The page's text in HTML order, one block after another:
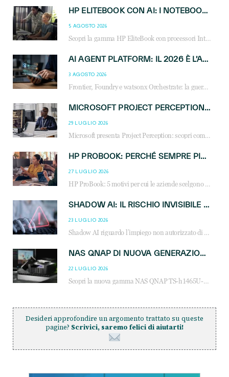
HP ELITEBOOK CON AI: I NOTEBOOK BUSINESS INTELLIGENTI CHE TRASFORMANO PRODUTTIVITÀ, SICUREZZA E LAVORO IBRIDO
5 AGOSTO 2026
Scopri la gamma HP EliteBook con processori Intel® Core™ Ultra e AMD Ryzen™ AI. Notebook business progettati per aumentare la produttività, migliorare la collaborazione e garantire sicurezza avanzata in ufficio e in mobilità.
AI AGENT PLATFORM: IL 2026 È L’ANNO DEL «SISTEMA OPERATIVO» PER GLI AGENTI AZIENDALI
3 AGOSTO 2026
Frontier, Foundry e watsonx Orchestrate: la guerra delle piattaforme AI agent ridisegna il mercato IT. Cosa cambia per reseller, MSP e system integrator.
MICROSOFT PROJECT PERCEPTION: COME GLI AGENTI AI CAMBIERANNO SOC, CYBERSECURITY E SERVIZI MSP
29 LUGLIO 2026
Microsoft presenta Project Perception: scopri come gli agenti AI possono trasformare cybersecurity, SOC e servizi gestiti degli MSP.
HP PROBOOK: PERCHÉ SEMPRE PIÙ AZIENDE SCELGONO NOTEBOOK PROGETTATI PER IL LAVORO MODERNO
27 LUGLIO 2026
HP ProBook: 5 motivi per cui le aziende scelgono i notebook business HP per migliorare produttività, sicurezza e gestione dell’AI.
SHADOW AI: IL RISCHIO INVISIBILE CHE LE AZIENDE POSSONO GOVERNARE
23 LUGLIO 2026
Shadow AI riguardo l’impiego non autorizzato di sistemi AI all’interno dell’azienda. E’ una pratica che si diffonde a partire dai dipendenti fino ai dirigenti e mette a repentaglio la cybersecurity, con costi più elevati per le organizzazioni. Due recenti report illustrano il fenomeno e forniscono dati in merito
NAS QNAP DI NUOVA GENERAZIONE: PIÙ PRESTAZIONI, SCALABILITÀ E PROTEZIONE DEI DATI PER LE INFRASTRUTTURE IT MODERNE
22 LUGLIO 2026
Scopri la nuova gamma NAS QNAP TS-h1465U-RP, TS-h1065eU e TS-h665U: storage aziendale con ZFS, DDR5, E1.S NVMe e connettività 2.5GbE per backup, virtualizzazione e cybersecurity.
Desideri approfondire un argomento trattato su queste
pagine? Scrivici, saremo felici di aiutarti!